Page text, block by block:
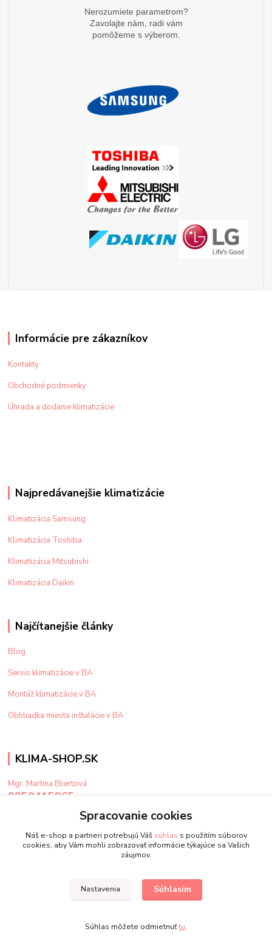
Nerozumiete parametrom?
Zavolajte nám, radi vám
pomôžeme s výberom.
Informácie pre zákazníkov
Kontakty
Obchodné podmienky
Úhrada a dodanie klimatizácie
Najpredávanejšie klimatizácie
Klimatizácia Samsung
Klimatizácia Toshiba
Klimatizácia Mitsubishi
Klimatizácia Daikin
Najčítanejšie články
Blog
Servis klimatizácie v BA
Montáž klimatizácie v BA
Obhliadka miesta inštalácie v BA
KLIMA-SHOP.SK
Mgr. Martina Ebertová
0950415965
klima@klima-shop.sk
Upravit sběr cookies.
Spracovanie cookies
Náš e-shop a partneri potrebujú Váš súhlas s použitím súborov
cookies, aby Vám mohli zobrazovať informácie týkajúce sa Vašich
záujmov.
Nastavenia Súhlasím
Súhlas môžete odmietnuťtu.